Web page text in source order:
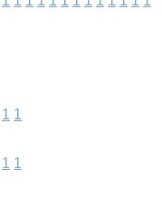
1 1
1 1